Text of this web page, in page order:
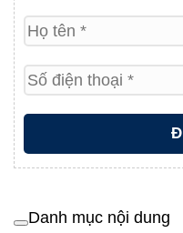
Danh mục nội dung